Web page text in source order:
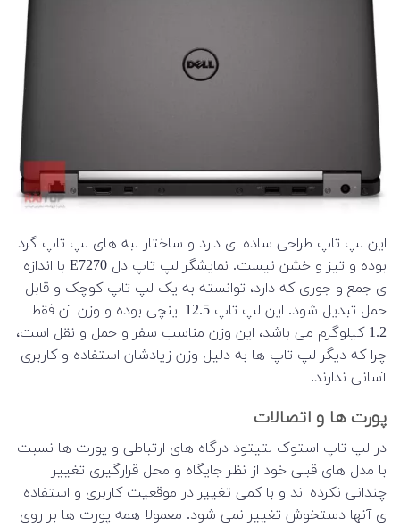
این لپ تاپ طراحی ساده ای دارد و ساختار لبه های لپ تاپ گرد
بوده و تیز و خشن نیست. نمایشگر لپ تاپ دل E7270 با اندازه
ی جمع و جوری که دارد، توانسته به یک لپ تاپ کوچک و قابل
حمل تبدیل شود. این لپ تاپ 12.5 اینچی بوده و وزن آن فقط
1.2 کیلوگرم می باشد، این وزن مناسب سفر و حمل و نقل است،
چرا که دیگر لپ تاپ ها به دلیل وزن زیادشان استفاده و کاربری
آسانی ندارند.
پورت ها و اتصالات
در لپ تاپ استوک لتیتود درگاه های ارتباطی و پورت ها نسبت
با مدل های قبلی خود از نظر جایگاه و محل قرارگیری تغییر
چندانی نکرده اند و با کمی تغییر در موقعیت کاربری و استفاده
ی آنها دستخوش تغییر نمی شود. معمولا همه پورت ها بر روی